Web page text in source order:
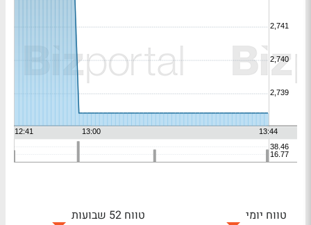
טווח יומי
טווח 52 שבועות